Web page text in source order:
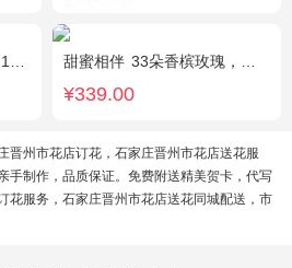
配 甜蜜相伴 33朵香槟玫瑰，配花、绿叶搭配
¥339.00
晋州市花店订花，石家庄晋州市花店送花服
手制作，品质保证。免费附送精美贺卡，代写
花服务，石家庄晋州市花店送花同城配送，市